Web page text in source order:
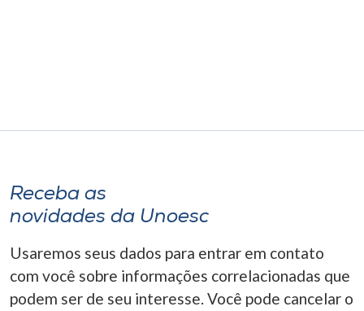
Receba as
novidades da Unoesc
Usaremos seus dados para entrar em contato
com você sobre informações correlacionadas que
podem ser de seu interesse. Você pode cancelar o